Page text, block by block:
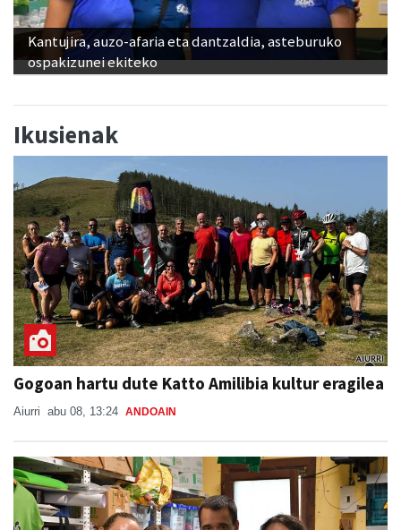
Kantujira, auzo-afaria eta dantzaldia, asteburuko
ospakizunei ekiteko
Ikusienak
Gogoan hartu dute Katto Amilibia kultur eragilea
Aiurri abu 08, 13:24 ANDOAIN